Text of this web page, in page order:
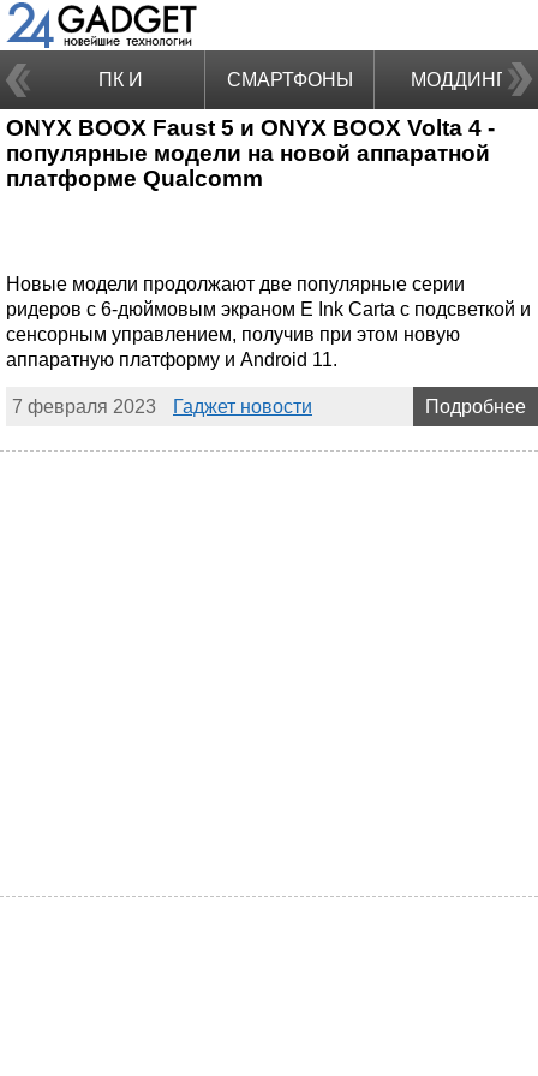
ПК И
НОУТБУКИ
СМАРТФОНЫ МОДДИНГ
ONYX BOOX Faust 5 и ONYX BOOX Volta 4 -
популярные модели на новой аппаратной
платформе Qualcomm
Новые модели продолжают две популярные серии
ридеров с 6-дюймовым экраном E Ink Carta с подсветкой и
сенсорным управлением, получив при этом новую
аппаратную платформу и Android 11.
7 февраля 2023 Гаджет новости Подробнее